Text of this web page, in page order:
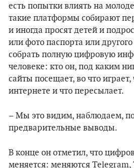
есть попытки влиять на
такие платформы собирают
и иногда просят детей и
или фото паспорта или
собрать полную цифровую
человеке: кто он, под каким
сайты посещает, во что
интернете и что пересылает.
– Мы это видим, наблюдаем,
предварительные выводы.
В конце он отметил, что
меняется: меняются Telegram,